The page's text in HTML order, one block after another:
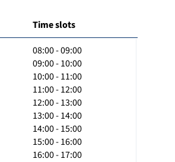
Time slots
08:00 - 09:00
09:00 - 10:00
10:00 - 11:00
11:00 - 12:00
12:00 - 13:00
13:00 - 14:00
14:00 - 15:00
15:00 - 16:00
16:00 - 17:00